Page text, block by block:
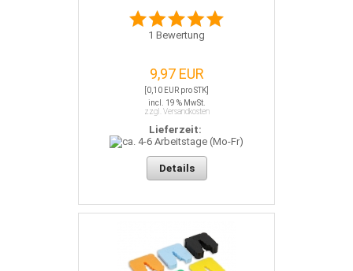
1 Bewertung
9,97 EUR
[0,10 EUR pro STK]
incl. 19 % MwSt.
zzgl. Versandkosten
Lieferzeit:
Details